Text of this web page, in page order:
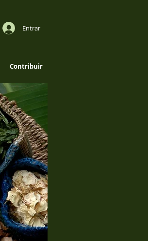
Entrar
Contribuir